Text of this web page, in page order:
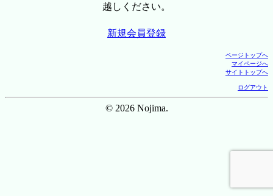
越しください。
新規会員登録
ページトップへ
マイページへ
サイトトップへ
ログアウト
© 2026 Nojima.